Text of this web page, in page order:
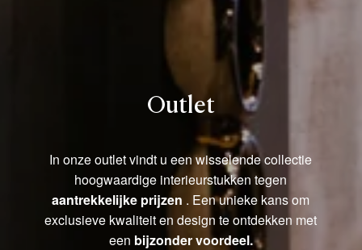
Outlet
In onze outlet vindt u een wisselende collectie
hoogwaardige interieurstukken tegen
aantrekkelijke prijzen . Een unieke kans om
exclusieve kwaliteit en design te ontdekken met
een bijzonder voordeel.